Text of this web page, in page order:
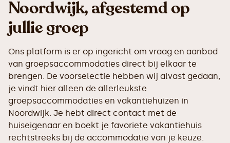
Noordwijk, afgestemd op
jullie groep
Ons platform is er op ingericht om vraag en aanbod
van groepsaccommodaties direct bij elkaar te
brengen. De voorselectie hebben wij alvast gedaan,
je vindt hier alleen de allerleukste
groepsaccommodaties en vakantiehuizen in
Noordwijk. Je hebt direct contact met de
huiseigenaar en boekt je favoriete vakantiehuis
rechtstreeks bij de accommodatie van je keuze.